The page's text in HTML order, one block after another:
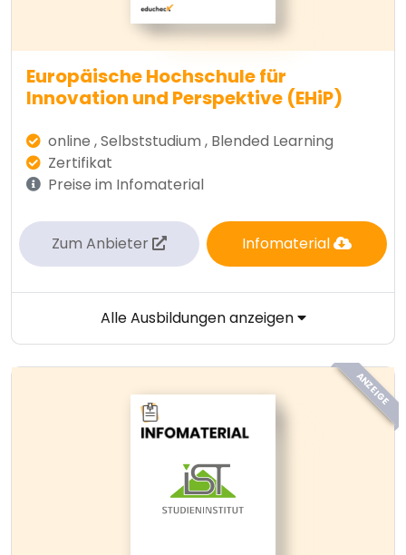
Europäische Hochschule für
Innovation und Perspektive (EHiP)
online , Selbststudium , Blended Learning
Zertifikat
Preise im Infomaterial
Zum Anbieter Infomaterial
Alle Ausbildungen anzeigen
ANZEIGE